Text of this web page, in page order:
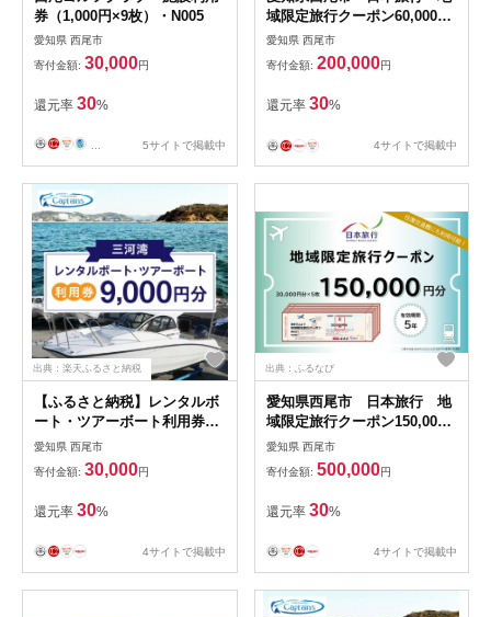
券（1,000円×9枚）・N005
愛知県 西尾市
寄付金額: 30,000円
還元率 30%
5サイトで掲載中
域限定旅行クーポン60,000円
分・N073
愛知県 西尾市
寄付金額: 200,000円
還元率 30%
4サイトで掲載中
出典：楽天ふるさと納税
【ふるさと納税】レンタルボ
ート・ツアーボート利用券
(9,000円分)・K298 ボート レ
ンタルボート ツアー ツアー
ボート 観光 旅行 観光旅行 夫
婦旅行 新婚旅行 旅 一人旅 利
用券 チケット 券 施設利用券
返礼品 愛知県 西尾市 送料無
愛知県 西尾市
寄付金額: 30,000円
還元率 30%
4サイトで掲載中
出典：ふるなび
愛知県西尾市 日本旅行 地
域限定旅行クーポン150,000
円分・N075
愛知県 西尾市
寄付金額: 500,000円
還元率 30%
4サイトで掲載中